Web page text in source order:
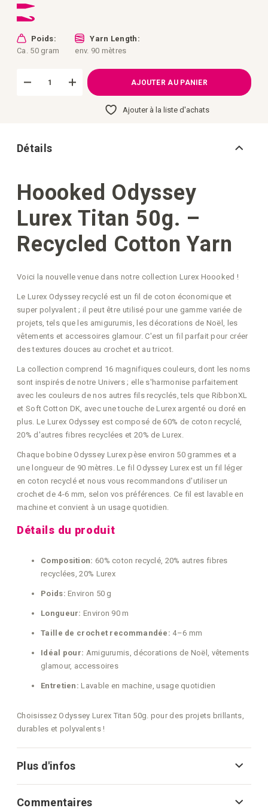
Poids:
Ca. 50 gram
Yarn Length:
env. 90 mètres
AJOUTER AU PANIER
Ajouter à la liste d'achats
Détails
Hoooked Odyssey
Lurex Titan 50g. –
Recycled Cotton Yarn
Voici la nouvelle venue dans notre collection Lurex Hoooked !
Le Lurex Odyssey recyclé est un fil de coton économique et
super polyvalent ; il peut être utilisé pour une gamme variée de
projets, tels que les amigurumis, les décorations de Noël, les
vêtements et accessoires glamour. C'est un fil parfait pour créer
des textures douces au crochet et au tricot.
La collection comprend 16 magnifiques couleurs, dont les noms
sont inspirés de notre Univers ; elle s'harmonise parfaitement
avec les couleurs de nos autres fils recyclés, tels que RibbonXL
et Soft Cotton DK, avec une touche de Lurex argenté ou doré en
plus. Le Lurex Odyssey est composé de 60% de coton recyclé,
20% d'autres fibres recyclées et 20% de Lurex.
Chaque bobine Odyssey Lurex pèse environ 50 grammes et a
une longueur de 90 mètres. Le fil Odyssey Lurex est un fil léger
en coton recyclé et nous vous recommandons d'utiliser un
crochet de 4-6 mm, selon vos préférences. Ce fil est lavable en
machine et convient à un usage quotidien.
Détails du produit
Composition: 60% coton recyclé, 20% autres fibres
recyclées, 20% Lurex
Poids: Environ 50 g
Longueur: Environ 90 m
Taille de crochet recommandée: 4–6 mm
Idéal pour: Amigurumis, décorations de Noël, vêtements
glamour, accessoires
Entretien: Lavable en machine, usage quotidien
Choisissez Odyssey Lurex Titan 50g. pour des projets brillants,
durables et polyvalents !
Plus d'infos
Commentaires